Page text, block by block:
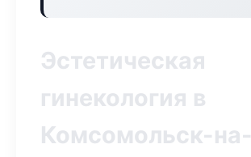
Эстетическая
гинекология в
Комсомольск-на-